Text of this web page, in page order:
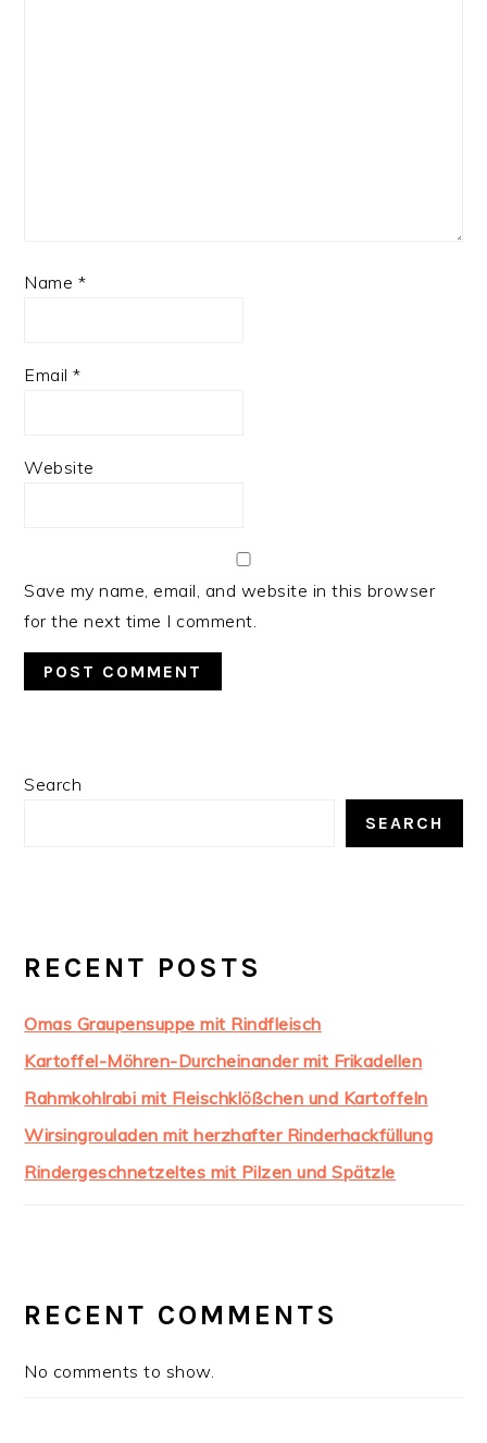
Name *
Email*
Website
Save my name, email, and website in this browser
for the next time I comment.
PRIMARY
Search
SEARCH
RECENT POSTS
Omas Graupensuppe mit Rindfleisch
Kartoffel-Möhren-Durcheinander mit Frikadellen
Rahmkohlrabi mit Fleischklößchen und Kartoffeln
Wirsingrouladen mit herzhafter Rinderhackfüllung
Rindergeschnetzeltes mit Pilzen und Spätzle
RECENT COMMENTS
No comments to show.